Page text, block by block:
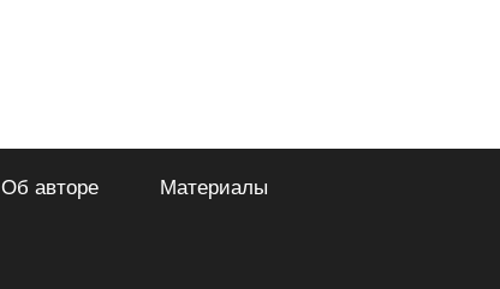
Об авторе Материалы